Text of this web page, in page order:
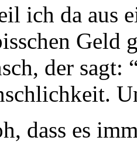
ich da aus
Geld
der
dass es